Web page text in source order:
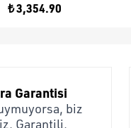
₺ 3,354.90
Garantisi
biz
Garantili.